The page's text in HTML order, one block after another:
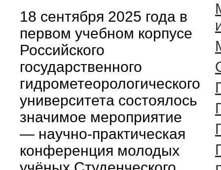
18 сентября 2025 года в
первом учебном корпусе
Российского
государственного
гидрометеорологического
университета состоялось
значимое мероприятие
— научно-практическая
конференция молодых